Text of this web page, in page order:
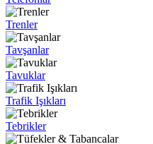
Trenler
Tavşanlar
Tavuklar
Trafik Işıkları
Tebrikler